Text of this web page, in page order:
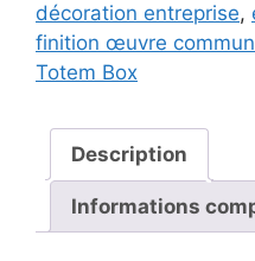
Fresque
Totem
Box
Finition
décoration entreprise,
finition œuvre
Totem Box
Description
Informations